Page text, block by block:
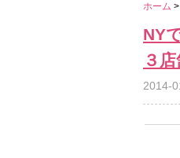
ホーム >
NY
３
2014-